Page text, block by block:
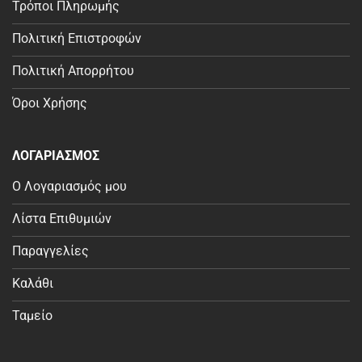
Τρόποι Πληρωμής
Πολιτική Επιστροφών
Πολιτική Απορρήτου
Όροι Χρήσης
ΛΟΓΑΡΙΑΣΜΟΣ
Ο Λογαριασμός μου
Λίστα Επιθυμιών
Παραγγελίες
Καλάθι
Ταμείο